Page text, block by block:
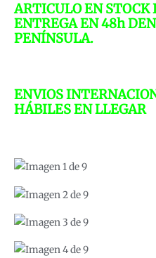
GT920
1:18
ARTICULO EN STOCK
ENTREGA EN 48h
PENÍNSULA.
ENVIOS
HÁBILES EN LLEGAR